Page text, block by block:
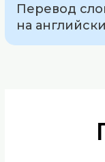
Перевод
на